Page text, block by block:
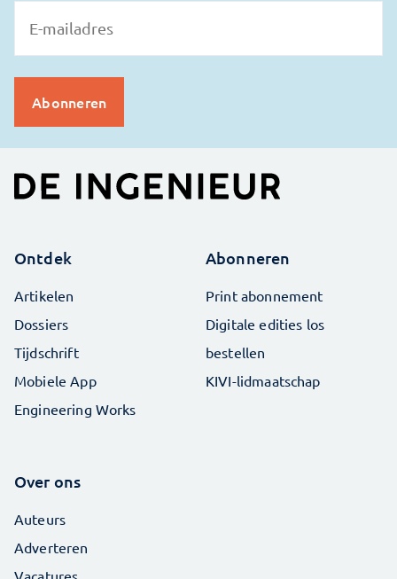
Ontdek
Artikelen
Dossiers
Tijdschrift
Mobiele App
Engineering Works
Abonneren
Print abonnement
Digitale edities los
bestellen
KIVI-lidmaatschap
Over ons
Auteurs
Adverteren